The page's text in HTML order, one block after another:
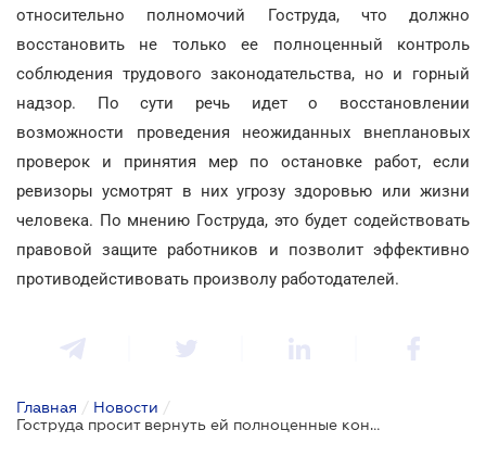
относительно полномочий Гоструда, что должно
восстановить не только ее полноценный контроль
соблюдения трудового законодательства, но и горный
надзор. По сути речь идет о восстановлении
возможности проведения неожиданных внеплановых
проверок и принятия мер по остановке работ, если
ревизоры усмотрят в них угрозу здоровью или жизни
человека. По мнению Гоструда, это будет содействовать
правовой защите работников и позволит эффективно
противодейстивовать произволу работодателей.
Главная / Новости /
Гоструда просит вернуть ей полноценные контрольно-надзорные полномочия